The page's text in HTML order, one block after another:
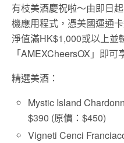
有枝美酒慶祝啦～由即日
機應用程式，憑美國運通
淨值滿HK$1,000或以上並
「AMEXCheersOX」即可
精選美酒：
Mystic Island
$390 (原價：$450)
Vigneti Cenci